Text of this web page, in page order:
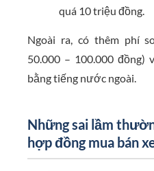
quá 10 triệu đồng.
Ngoài ra, có thêm phí
50.000 – 100.000
bằng tiếng nước ngoài.
Những sai lầm
hợp đồng mua bán